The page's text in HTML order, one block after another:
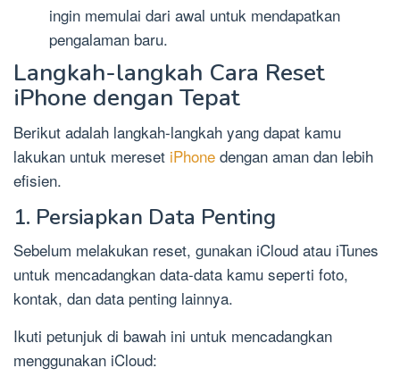
ingin memulai dari awal untuk mendapatkan
pengalaman baru.
Langkah-langkah Cara Reset
iPhone dengan Tepat
Berikut adalah langkah-langkah yang dapat kamu
lakukan untuk mereset iPhone dengan aman dan lebih
efisien.
1. Persiapkan Data Penting
Sebelum melakukan reset, gunakan iCloud atau iTunes
untuk mencadangkan data-data kamu seperti foto,
kontak, dan data penting lainnya.
Ikuti petunjuk di bawah ini untuk mencadangkan
menggunakan iCloud: